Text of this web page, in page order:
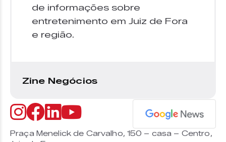
de informações sobre
entretenimento em Juiz de Fora
e região.
Zine Negócios
Praça Menelick de Carvalho, 150 – casa – Centro,